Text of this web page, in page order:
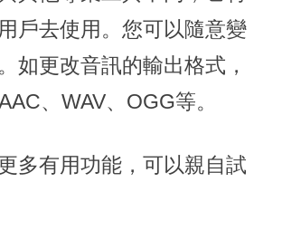
戶去使用。您可以隨意變
如更改音訊的輸出格式，
、WAV、OGG等。
多有用功能，可以親自試